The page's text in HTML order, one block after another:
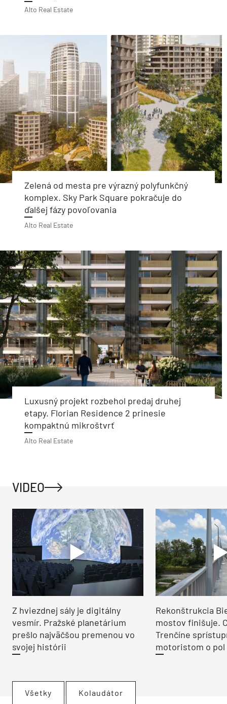
Alto Real Estate
Zelená od mesta pre výrazný polyfunkčný
komplex. Sky Park Square pokračuje do
ďalšej fázy povoľovania
Alto Real Estate
Luxusný projekt rozbehol predaj druhej
etapy. Florian Residence 2 prinesie
kompaktnú mikroštvrť
Alto Real Estate
VIDEO
Z hviezdnej sály je digitálny
vesmír. Pražské planetárium
prešlo najväčšou premenou vo
svojej histórii
Rekonštrukcia
mostov finišuje.
Trenčíne
motoristom o pol
Všetky Kolaudátor